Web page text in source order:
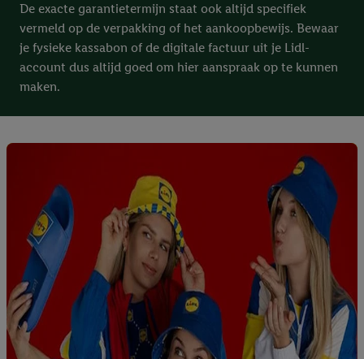
De exacte garantietermijn staat ook altijd specifiek
vermeld op de verpakking of het aankoopbewijs. Bewaar
je fysieke kassabon of de digitale factuur uit je Lidl-
account dus altijd goed om hier aanspraak op te kunnen
maken.